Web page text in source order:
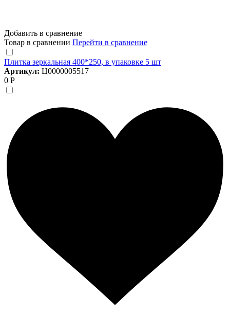
Добавить в сравнение
Товар в сравнении Перейти в сравнение
Плитка зеркальная 400*250, в упаковке 5 шт
Артикул: Ц0000005517
0 Р